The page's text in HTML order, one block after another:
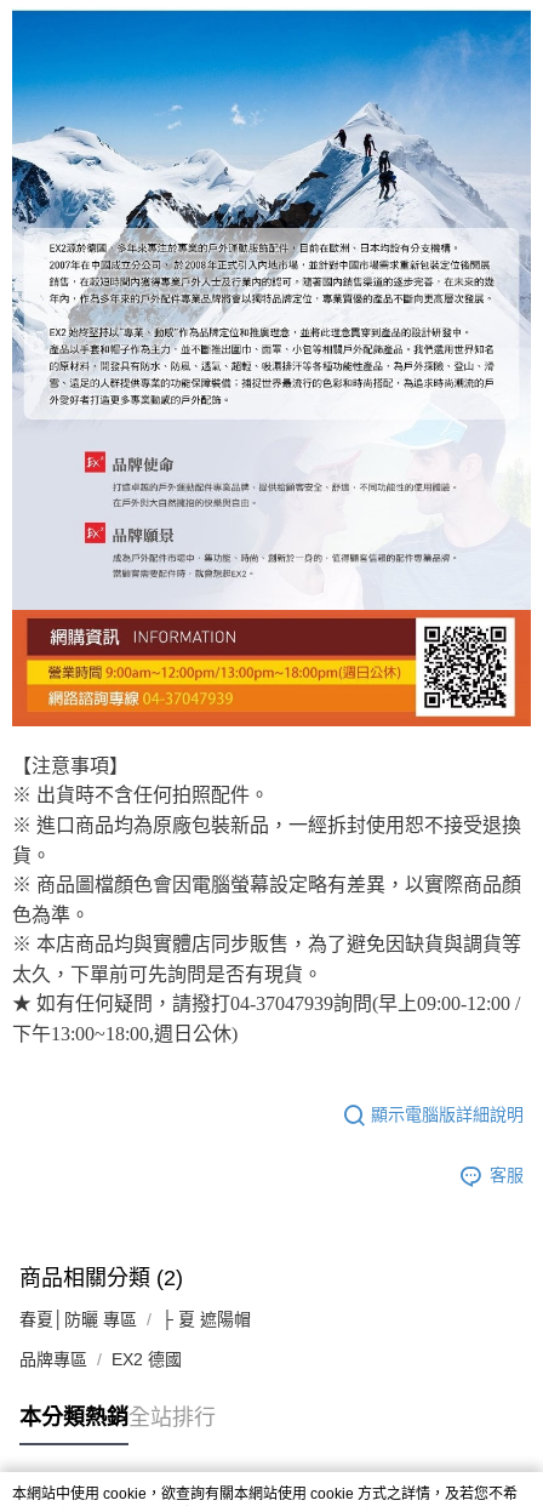
【注意事項】
※ 出貨時不含任何拍照配件。
※ 進口商品均為原廠包裝新品，一經拆封使用恕不接受退換
貨。
※ 商品圖檔顏色會因電腦螢幕設定略有差異，以實際商品顏
色為準。
※ 本店商品均與實體店同步販售，為了避免因缺貨與調貨等
太久，下單前可先詢問是否有現貨。
★ 如有任何疑問，請撥打04-37047939詢問(早上09:00-12:00 /
下午13:00~18:00,週日公休)
顯示電腦版詳細說明
客服
商品相關分類 (2)
春夏│防曬 專區 ├ 夏 遮陽帽
品牌專區 EX2 德國
本分類熱銷全站排行
本網站中使用 cookie，欲查詢有關本網站使用 cookie 方式之詳情，及若您不希